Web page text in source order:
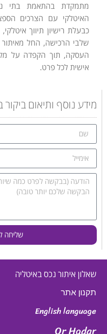
מתמקדת בהתאמת בתי
האיטלקי עם הצרכים
כבעלת רישיון תיווך
שלבי הרכישה, החל
העסקה, תוך הקפדה על
אישית לכל פרט.
מידע נוסף ותיאום ביקור
שליחה
שאלון איתור נכס באיטליה
תקנון אתר
English language